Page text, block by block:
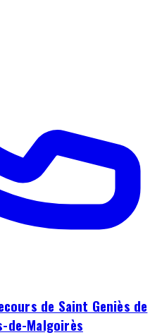
de Saint Geniès de
de-Malgoirès